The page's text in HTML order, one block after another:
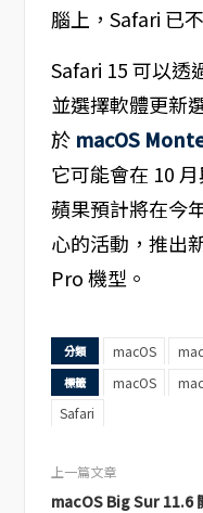
腦上，Safari 已
Safari 15 可以透
並選擇軟體更新
於 macOS
它可能會在 10
蘋果預計將在今
心的活動，推出
Pro 機型。
分類 macOS
標籤 macOS
Safari
上一篇文章
macOS Big Sur 11.6